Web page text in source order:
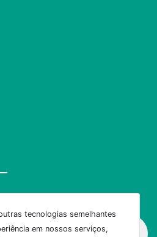
tecnologias semelhantes
em nossos serviços,